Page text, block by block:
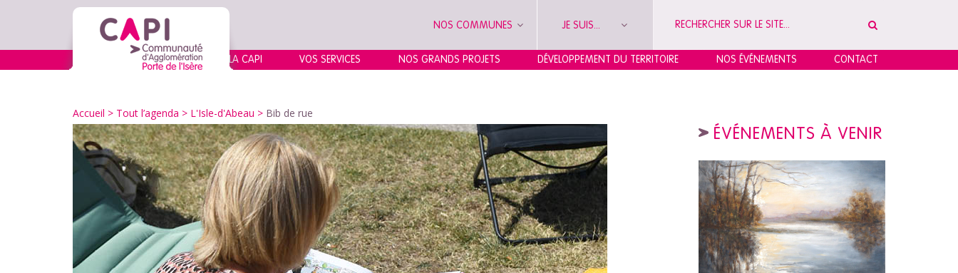
NOS COMMUNES JE SUIS...
LA CAPI VOS SERVICES NOS GRANDS PROJETS DÉVELOPPEMENT DU TERRITOIRE NOS ÉVÉNEMENTS CONTACT
Accueil > Tout l’agenda > L'Isle-d'Abeau > Bib de rue
ÉVÉNEMENTS À VENIR